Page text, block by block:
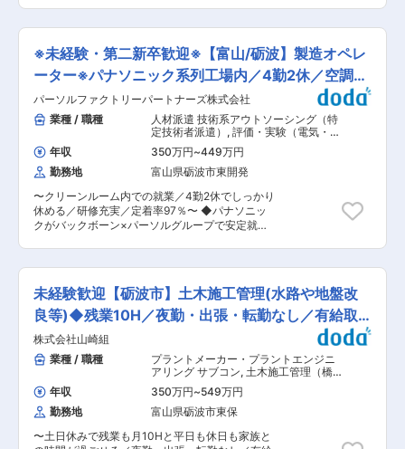
は、SoftBankから長期勤続手当も支給します！
＜先輩たちの前職＞ 飲食・アパレル・営業など
応募ください！ 変更の範囲：会社の定める業務
メンバーも5名程在籍しており、溶接の経験・知
ほど基本的な溶接技術に関する研修を用意してお
ります。溶接機器の使い方、溶接の基本的な手順
や技法、安全に関する知識などが含まれており、
未経験者が自信を持って作業に取り組めるように
実施しております。 基礎的な知見を見に着けてか
らは現場研修実際の作業を見たり、経験豊富な先
輩が行う作業を手伝ったりすることで具体的な技
能と経験を得ることができます。 ■資格取得での
スキルアップ・会社サポート： ご入社後、玉掛、
フォークリフト、クレーンの資格取得などが可能
です。施設内で完成した製品を動かす点で利用す
るために活用頂くため、実務経験を積むことも可
能です。費用は会社が全額負担しますので、業務
ポート致します。 ■親会社のミマキエンジニアリ
ング： ・拡大する売上高：2011年以降売上高を
量生産ニーズの高まりを受け、同社製品が実現す
るデジタル・オンデマンド生産が世界規模で進展
しています。 変更の範囲：会社の定める業務
造未経験者も大歓迎です！ 【仕事内容】 砺波市
にあるパナソニック工場内の当社請負職場にて、
下記業務を中心にご担当いただきます。 ・各種コ
ンデンサーの製造：検査、組立、材料運搬、その
他付随する作業 ※広いフロア内を移動する事があ
り、基本的に立ち作業です。 ※金属やゴム製品の
ハンドリングもあります。 ※男性、女性共に13kg
ぐらいまでの重量物を持ち上げる場面がありま
す。 まずは上記業務を習得いただき、ゆくゆくは
リーダー業務もお任せできればと考えておりま
す。 ■組織体制： 工場内には約130名の従業員が
おり、若手のリーダーや熟練者がお仕事のフォロ
ーを行っておりますので安心して働ける職場にな
っております。 ■教育制度： OJT教育（パナソ
ニックOBの技能集団が各現場にて知識やノウハ
ウを伝授）、各種研修（専門研修、管理者研修
調完備、食堂もあります。 作業現場棟の入り口に
事務所があり、事業所管理者へも相談しやすい環
境です。 ■当社の特徴： パナソニックにおける
製造アウトソーシング部門として、2005年4月に
設立し、以来EMS事業も含めて業容を拡大してき
ました。「競争力のある国内モノづくりの維持発
展」「モノづくり技能の継承と発展」を活動の基
本とし、モノづくりパートナーとして同社の強み
である製造専門能力、機動力の良さ、きめ細かい
人への対応、コンプライアンス力を発揮し、材料
調達から製造技術、製造、品質保証といった製造
※未経験・第二新卒歓迎※【富山/砺波】製造オペレ
ーター※パナソニック系列工場内／4勤2休／空調完
備
パーソルファクトリーパートナーズ株式会社
業種 / 職種
人材派遣 技術系アウトソーシング（特
定技術者派遣） , 評価・実験（電気・電
子・半導体） 組立・その他製造職
年収 350万円~449万円
勤務地
富山県砺波市東開発
〜クリーンルーム内での就業／4勤2休でしっかり
休める／研修充実／定着率97％〜 ◆パナソニッ
クがバックボーン×パーソルグループで安定就
者も大歓迎です！ 【仕事内容】 砺波市にあるパ
ナソニック系列工場内の当社請負職場にて、 下記
業務を中心にご担当いただきます。 ・半導体製造
設備のオペレーション ・完成品の検査 ・部品や
完成品の運搬業務 ※広いフロア内を移動する事が
あり、基本的に立ち作業です。 ※基本クリーンル
ーム内での作業となります。（ゴム手袋を着用し
ます） まずは上記業務を習得いただき、 ゆくゆ
くはリーダー業務もお任せできればと考えており
ます。 ■組織体制： 工場内には約80名の従業員
がおり、若手のリーダーや熟練者がお仕事のフォ
ローを行っておりますので安心して働ける職場に
なっております。 ■教育制度： OJT教育（パナ
未経験歓迎【砺波市】土木施工管理(水路や地盤改
良等)◆残業10H／夜勤・出張・転勤なし／有給取
得率◎
株式会社山崎組
業種 / 職種
プラントメーカー・プラントエンジニ
アリング サブコン, 土木施工管理（橋
梁） 土木施工管理（トンネル・道路・
造成・ダム・河川・港湾・造園など）
年収 350万円~549万円
勤務地
富山県砺波市東保
〜土日休みで残業も月10Hと平日も休日も家族と